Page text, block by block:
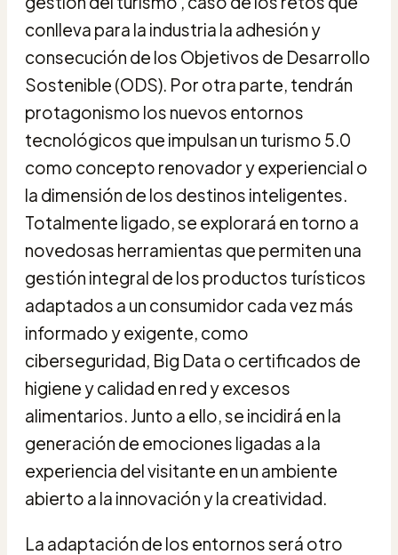
conlleva para la industria la adhesión y
consecución de los Objetivos de Desarrollo
Sostenible (ODS). Por otra parte, tendrán
protagonismo los nuevos entornos
tecnológicos que impulsan un turismo 5.0
como concepto renovador y experiencial o
la dimensión de los destinos inteligentes.
Totalmente ligado, se explorará en torno a
novedosas herramientas que permiten una
gestión integral de los productos turísticos
adaptados a un consumidor cada vez más
informado y exigente, como
ciberseguridad, Big Data o certificados de
higiene y calidad en red y excesos
alimentarios. Junto a ello, se incidirá en la
generación de emociones ligadas a la
experiencia del visitante en un ambiente
abierto a la innovación y la creatividad.
La adaptación de los entornos será otro